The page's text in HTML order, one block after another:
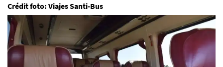
Crédit foto: Viajes Santi-Bus